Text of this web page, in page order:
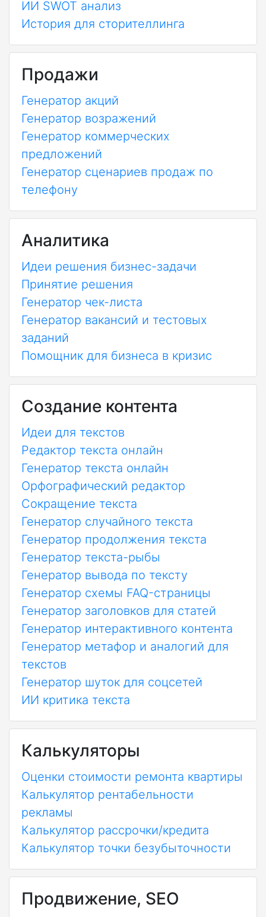
ИИ SWOT анализ
История для сторителлинга
Продажи
Генератор акций
Генератор возражений
Генератор коммерческих
предложений
Генератор сценариев продаж по
телефону
Аналитика
Идеи решения бизнес-задачи
Принятие решения
Генератор чек-листа
Генератор вакансий и тестовых
заданий
Помощник для бизнеса в кризис
Создание контента
Идеи для текстов
Редактор текста онлайн
Генератор текста онлайн
Орфографический редактор
Сокращение текста
Генератор случайного текста
Генератор продолжения текста
Генератор текста-рыбы
Генератор вывода по тексту
Генератор схемы FAQ-страницы
Генератор заголовков для статей
Генератор интерактивного контента
Генератор метафор и аналогий для
текстов
Генератор шуток для соцсетей
ИИ критика текста
Калькуляторы
Оценки стоимости ремонта квартиры
Калькулятор рентабельности
рекламы
Калькулятор рассрочки/кредита
Калькулятор точки безубыточности
Продвижение, SEO